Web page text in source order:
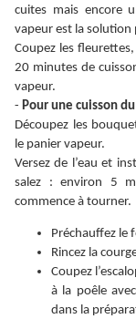
cuites mais encore
vapeur est la solution
Coupez les
20 minutes de
vapeur.
- Pour une cuisson
Découpez les
le panier vapeur.
Versez de l’eau et
salez : environ 5
commence à tourner.
Préchauffez le
Rincez la
Coupez
à la poêle
dans la